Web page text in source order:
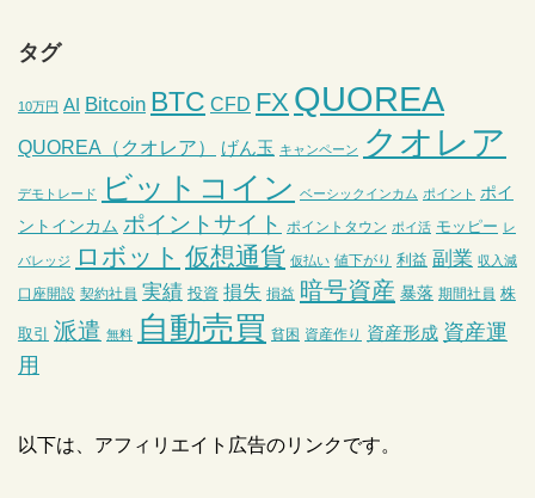
タグ
10万円 AI Bitcoin BTC CFD FX QUOREA
QUOREA（クオレア） げん玉 キャンペーン クオレア
デモトレード ビットコイン ベーシックインカム ポイント ポイ
ントインカム ポイントサイト ポイントタウン ポイ活 モッピー レ
バレッジ ロボット 仮想通貨 仮払い 値下がり 利益 副業 収入減
口座開設 契約社員 実績 投資 損失 損益 暗号資産 暴落 期間社員 株
取引 派遣 無料 自動売買 貧困 資産作り 資産形成 資産運
用
以下は、アフィリエイト広告のリンクです。